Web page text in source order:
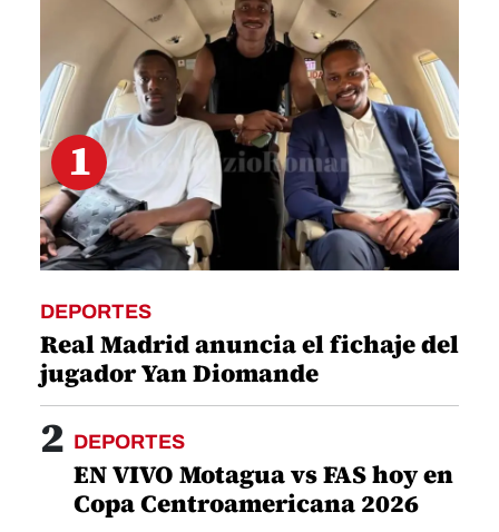
1
DEPORTES
Real Madrid anuncia el fichaje del
jugador Yan Diomande
2 DEPORTES
EN VIVO Motagua vs FAS hoy en
Copa Centroamericana 2026